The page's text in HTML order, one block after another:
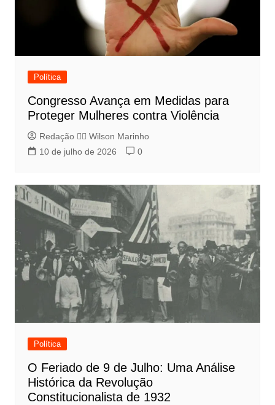
Política
Congresso Avança em Medidas para
Proteger Mulheres contra Violência
Redação 👨‍⚖️​ Wilson Marinho
10 de julho de 2026
0
Política
O Feriado de 9 de Julho: Uma Análise
Histórica da Revolução
Constitucionalista de 1932